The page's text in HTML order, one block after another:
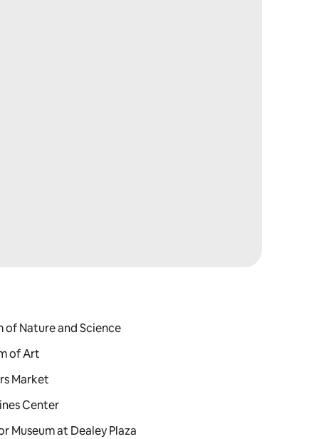
of Nature and Science
of Art
Market
Center
Museum at Dealey Plaza